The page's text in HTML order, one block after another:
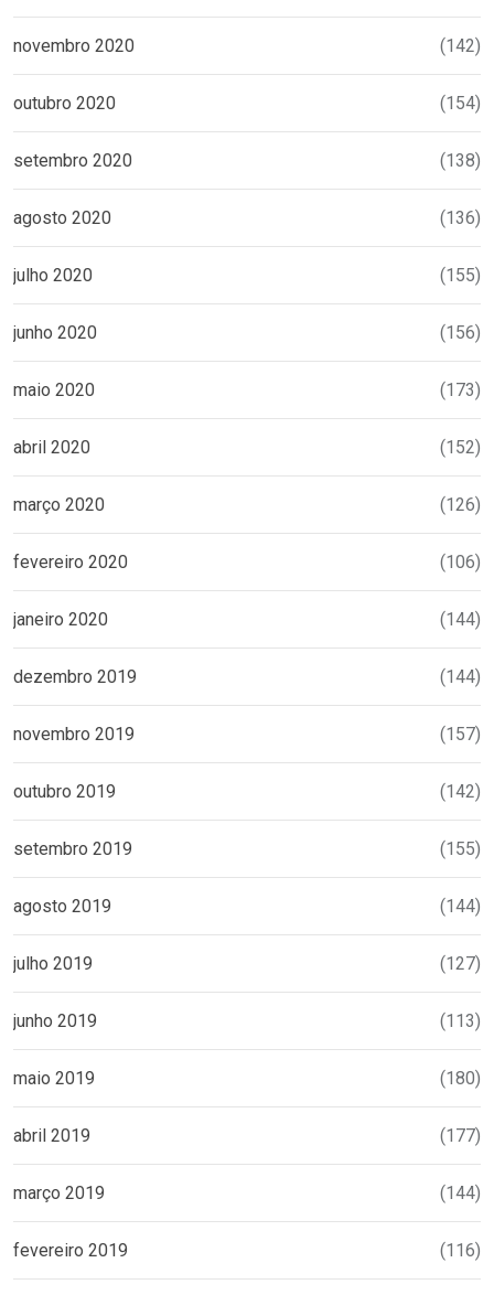
novembro 2020 (142)
outubro 2020 (154)
setembro 2020 (138)
agosto 2020 (136)
julho 2020 (155)
junho 2020 (156)
maio 2020 (173)
abril 2020 (152)
março 2020 (126)
fevereiro 2020 (106)
janeiro 2020 (144)
dezembro 2019 (144)
novembro 2019 (157)
outubro 2019 (142)
setembro 2019 (155)
agosto 2019 (144)
julho 2019 (127)
junho 2019 (113)
maio 2019 (180)
abril 2019 (177)
março 2019 (144)
fevereiro 2019 (116)